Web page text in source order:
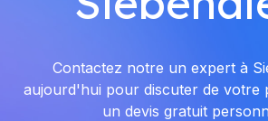
Contactez notre un expert à
aujourd'hui pour discuter de votre
un devis gratuit